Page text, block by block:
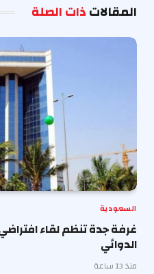
المقالاتذات الصلة
السعودية
غرفة جدة تنظم لقاء
الدوائي
منذ 13 ساعة